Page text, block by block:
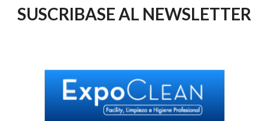
SUSCRIBASE AL NEWSLETTER